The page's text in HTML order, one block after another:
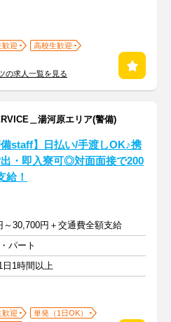
歓迎
高校生歓迎
の求人一覧を見る
＿湯河原エリア(警備)
備staff】日払い/手渡しOK♪携
・即入寮可◎対面面接で200
給！
～30,700円＋交通費全額支給
パート
日1時間以上
歓迎
単発（1日OK）